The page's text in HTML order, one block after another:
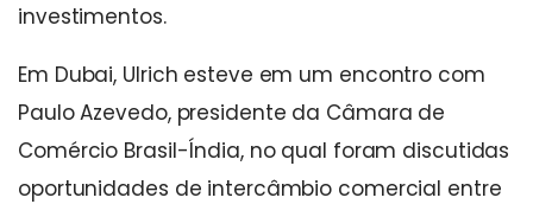
investimentos.
Em Dubai, Ulrich esteve em um encontro com
Paulo Azevedo, presidente da Câmara de
Comércio Brasil-Índia, no qual foram discutidas
oportunidades de intercâmbio comercial entre